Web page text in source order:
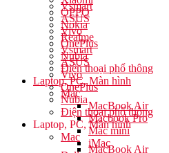
Vsmart
ASUS
Vivo
OnePlus
Nubia
Điện thoại phổ thông
Laptop, PC, Màn hình
Mac
MacBook Air
Macbook Pro
Mac mini
iMac
OPPO
Nokia
Realme
Vsmart
ASUS
Vivo
OnePlus
Nubia
Điện thoại phổ thông
Laptop, PC, Màn hình
Mac
MacBook Air